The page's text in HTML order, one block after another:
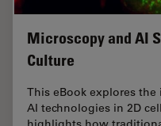
Microscopy and AI
Culture
This eBook explores
AI technologies in 2D